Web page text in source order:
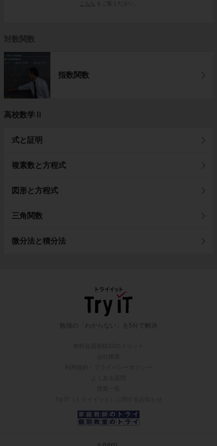
こちら
をご覧ください。
対数関数
指数関数
高校数学Ⅱ
式と証明
複素数と方程式
図形と方程式
三角関数
微分法と積分法
勉強の「わからない」を5分で解決
© ZUIYO